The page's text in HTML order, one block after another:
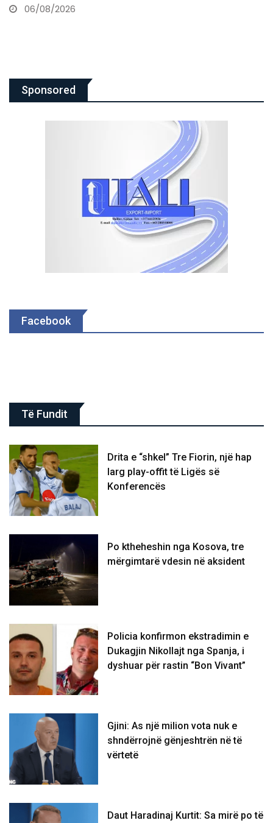
06/08/2026
Sponsored
Facebook
Të Fundit
Drita e “shkel” Tre Fiorin, një hap
larg play-offit të Ligës së
Konferencës
Po ktheheshin nga Kosova, tre
mërgimtarë vdesin në aksident
Policia konfirmon ekstradimin e
Dukagjin Nikollajt nga Spanja, i
dyshuar për rastin “Bon Vivant”
Gjini: As një milion vota nuk e
shndërrojnë gënjeshtrën në të
vërtetë
Daut Haradinaj Kurtit: Sa mirë po të